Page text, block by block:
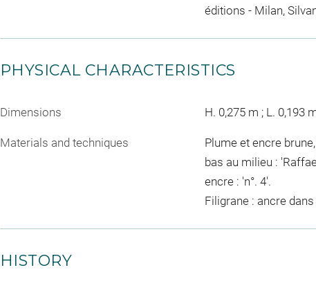
éditions - Milan,
PHYSICAL CHARACTERISTICS
Dimensions H. 0,275 m ; L. 0,193
Materials and techniques
Plume et encre
bas au milieu :
encre : 'n°. 4'.
Filigrane : ancre
HISTORY